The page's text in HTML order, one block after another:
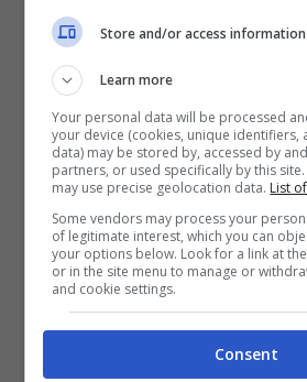
[Bridge]
Oh yeah, I’m here for you
And when you feel you’ve
you’ve wasted all your love
I’ll be here for you
Store and/or access
Learn more
Your personal data will be processed
your device (cookies, unique identifiers,
data) may be stored by, accessed by
partners, or used specifically by this
may use precise geolocation data. List
Some vendors may process your
of legitimate interest, which you can
your options below. Look for a link at
or in the site menu to manage or
and cookie settings.
Consent